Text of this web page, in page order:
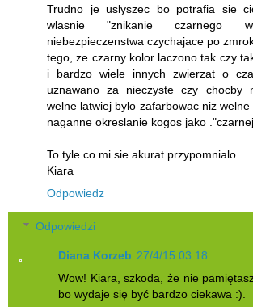
Trudno je uslyszec bo potrafia sie
wlasnie "znikanie czarnego
niebezpieczenstwa czychajace po
tego, ze czarny kolor laczono tak czy
i bardzo wiele innych zwierzat o
uznawano za nieczyste czy chocby
welne latwiej bylo zafarbowac niz
naganne okreslanie kogos jako
To tyle co mi sie akurat przypomnialo
Kiara
Odpowiedz
Odpowiedzi
Diana Korzeb 27/4/15 03:18
Wow! Kiara, szkoda, że nie
bo wydaje się być bardzo ciekawa :).